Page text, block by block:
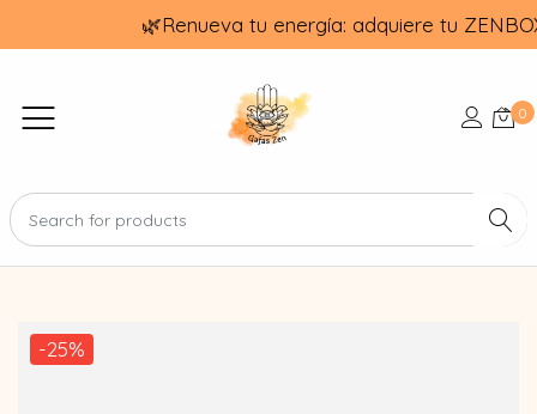
🌿Renueva tu energía: adquiere tu
0
-25%